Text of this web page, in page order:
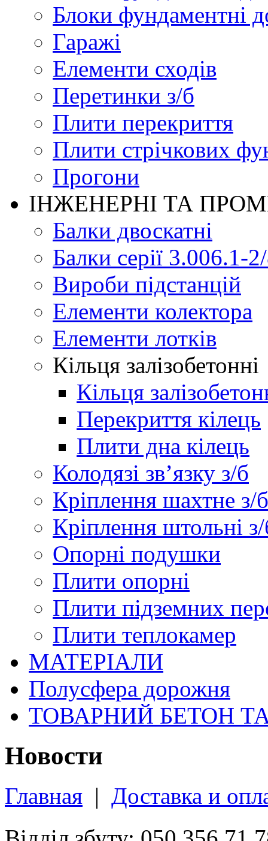
Блоки фундаментні
Гаражі
Елементи сходів
Перетинки з/б
Плити перекриття
Плити стрічкових
Прогони
ІНЖЕНЕРНІ ТА
Балки двоскатні
Балки серії 3.006.1-
Вироби підстанцій
Елементи колектора
Елементи лотків
Кільця залізобетонні
Кільця
Перекриття кілець
Плити дна кілець
Колодязі зв’язку з/б
Кріплення шахтне з/б
Кріплення штольні
Опорні подушки
Плити опорні
Плити підземних
Плити теплокамер
МАТЕРІАЛИ
Полусфера дорожня
ТОВАРНИЙ БЕТОН
Новости
Главная | Доставка и